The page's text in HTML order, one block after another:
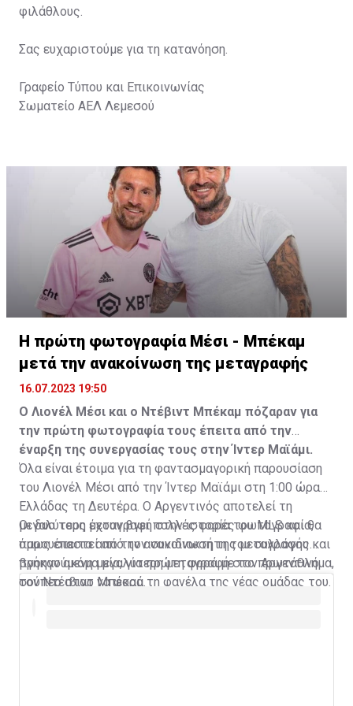
φιλάθλους.
Σας ευχαριστούμε για τη κατανόηση.
Γραφείο Τύπου και Επικοινωνίας
Σωματείο ΑΕΛ Λεμεσού
Η πρώτη φωτογραφία Μέσι - Μπέκαμ
μετά την ανακοίνωση της μεταγραφής
16.07.2023 19:50
Ο Λιονέλ Μέσι και ο Ντέβιντ Μπέκαμ πόζαραν για
την πρώτη φωτογραφία τους έπειτα από την
έναρξη της συνεργασίας τους στην Ίντερ Μαϊάμι.
Όλα είναι έτοιμα για τη φαντασμαγορική παρουσίαση
του Λιονέλ Μέσι από την Ίντερ Μαϊάμι στη 1:00 ώρα
Ελλάδας τη Δευτέρα. Ο Αργεντινός αποτελεί τη
μεγαλύτερη μεταγραφή στην ιστορία του MLS και θα
παρουσιαστεί από τον συνιδιοκτήτη του συλλόγου και
προηγούμενη μεγαλύτερη μεταγραφή στο πρωτάθλημα,
τον Ντέιβιντ Μπέκαμ.
Οι δυο τους έχουν βγει πολλές φορές φωτογραφία,
όμως έπειτα από την ανακοίνωση της μεταγραφής
βγήκαν ακόμα μία, για πρώτη φορά με τον Αργεντινό
σούπερ σταρ να φορά τη φανέλα της νέας ομάδας του.